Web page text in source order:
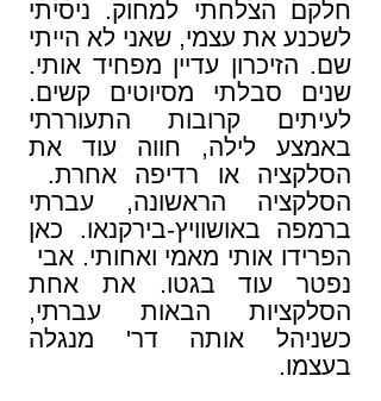
חלקם הצלחתי למחוק. ניסיתי
לשכנע את עצמי, שאני לא הייתי
שם. הזיכרון עדיין מפחיד אותי.
שנים סבלתי מסיוטים קשים.
לעיתים קרובות התעוררתי
באמצע לילה, חווה עוד את
הסלקציה או רדיפה אחרת.
הסלקציה הראשונה, עברתי
ברמפה באושוויץ-בירקנאו. כאן
הפרידו אותי מאמי ואחותי. אבי
נפטר עוד בגטו. את אחת
הסלקציות הבאות עברתי,
כשניהל אותה דר' מנגלה
בעצמו.